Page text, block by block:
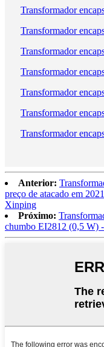
Transformador
Transformador
Transformador
Transformador
Transformador
Transformador
Transformador
Anterior:
preço de atacado em
Xinping
Próximo:
chumbo EI2812 (0,5 W)